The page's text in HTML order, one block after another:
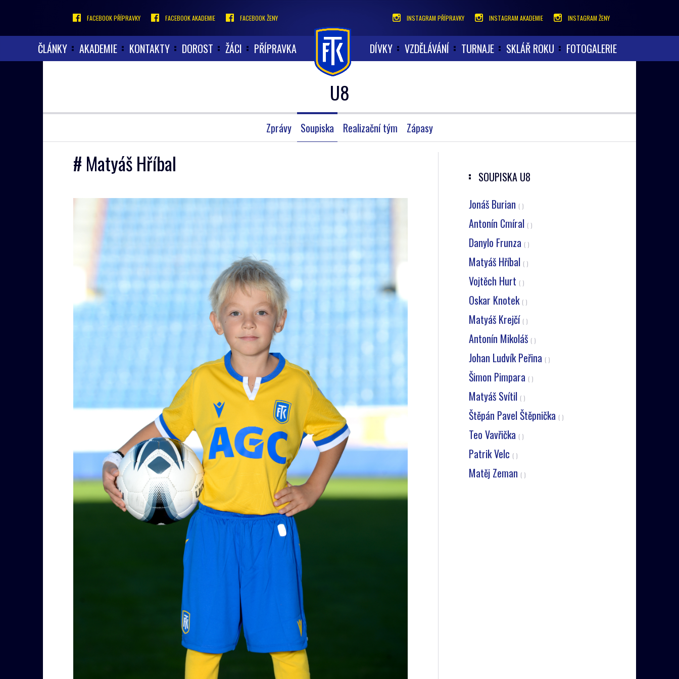
FACEBOOK PŘÍPRAVKY FACEBOOK AKADEMIE FACEBOOK ŽENY INSTAGRAM PŘÍPRAVKY INSTAGRAM AKADEMIE INSTAGRAM ŽENY
ČLÁNKY AKADEMIE KONTAKTY DOROST ŽÁCI PŘÍPRAVKA DÍVKY VZDĚLÁVÁNÍ TURNAJE SKLÁŘ ROKU FOTOGALERIE
U8
Zprávy Soupiska Realizační tým Zápasy
# Matyáš Hříbal
SOUPISKA U8
Jonáš Burian ( )
Antonín Cmíral ( )
Danylo Frunza ( )
Matyáš Hříbal ( )
Vojtěch Hurt ( )
Oskar Knotek ( )
Matyáš Krejčí ( )
Antonín Mikoláš ( )
Johan Ludvík Peřina ( )
Šimon Pimpara ( )
Matyáš Svítil ( )
Štěpán Pavel Štěpnička ( )
Teo Vavřička ( )
Patrik Velc ( )
Matěj Zeman ( )